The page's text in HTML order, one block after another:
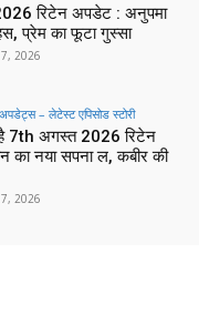
रिटेन अपडेट : अनुपमा
प्रेम का फूटा गुस्सा
2026
अपडेट्स – लेटेस्ट एपिसोड स्टोरी
है 7th अगस्त 2026 रिटेन
का नया सपना ल, कबीर की
2026